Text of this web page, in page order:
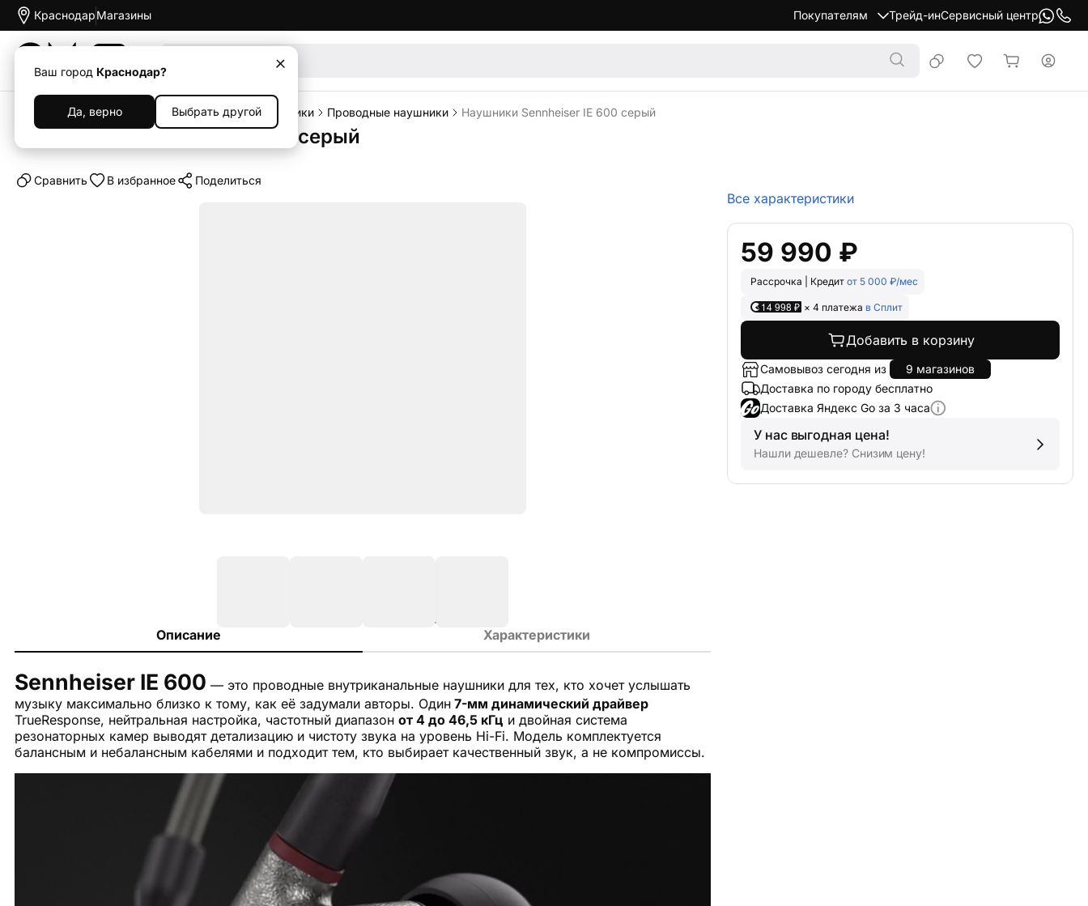
Краснодар
Ваш город Краснодар?
Да, верно Выбрать другой
Магазины Покупателям Трейд-инСервисный центр
Каталог Наушники и колонки Наушники Проводные наушники Наушники Sennheiser IE 600 серый
Наушники Sennheiser IE 600 серый
Cравнить В избранное Поделиться
Описание Характеристики
Sennheiser IE 600 — это проводные внутриканальные наушники для тех, кто хочет услышать
музыку максимально близко к тому, как её задумали авторы. Один 7-мм динамический драйвер
TrueResponse, нейтральная настройка, частотный диапазон от 4 до 46,5 кГц и двойная система
резонаторных камер выводят детализацию и чистоту звука на уровень Hi-Fi. Модель комплектуется
балансным и небалансным кабелями и подходит тем, кто выбирает качественный звук, а не компромиссы.
Все характеристики
59 990 ₽
Рассрочка | Кредит от 5 000 ₽/мес
14 998 ₽ × 4 платежа в Сплит
Добавить в корзину
Самовывоз сегодня из
9 магазинов
Доставка по городу бесплатно
Доставка Яндекс Go за 3 часа
У нас выгодная цена!
Нашли дешевле? Снизим цену!